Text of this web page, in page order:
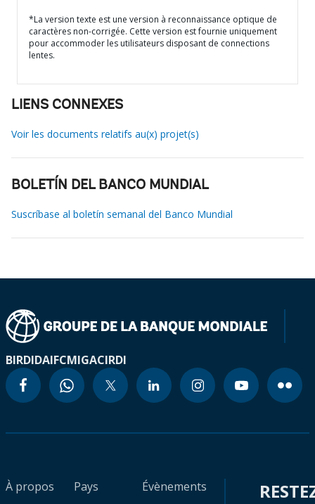
*La version texte est une version à reconnaissance optique de
caractères non-corrigée. Cette version est fournie uniquement
pour accommoder les utilisateurs disposant de connections
lentes.
LIENS CONNEXES
Voir les documents relatifs au(x) projet(s)
BOLETÍN DEL BANCO MUNDIAL
Suscríbase al boletín semanal del Banco Mundial
BIRDIDAIFCMIGACIRDI
À propos
Pays
Évènements